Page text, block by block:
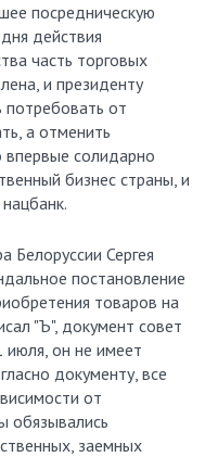
посредническую
действия
часть торговых
и президенту
от
а отменить
впервые солидарно
бизнес страны, и
Белоруссии Сергея
постановление
товаров на
"Ъ", документ совет
июля, он не имеет
документу, все
от
обязывались
заемных